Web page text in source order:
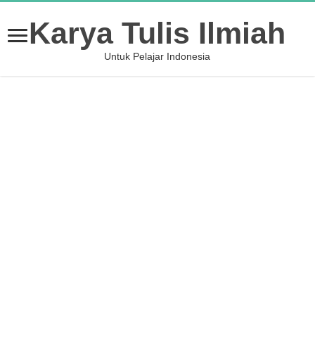
Karya Tulis Ilmiah
Untuk Pelajar Indonesia